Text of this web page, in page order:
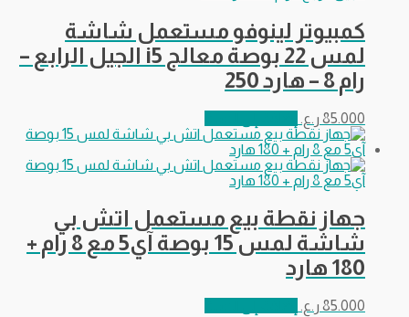
كمبيوتر لينوفو مستعمل شاشة
لمس 22 بوصة معالج i5 الجيل الرابع –
رام 8 – هارد 250
85.000 ر.ع.
جهاز نقطة بيع مستعمل اتش بي
شاشة لمس 15 بوصة آي5 مع 8 رام +
180 هارد
85.000 ر.ع.